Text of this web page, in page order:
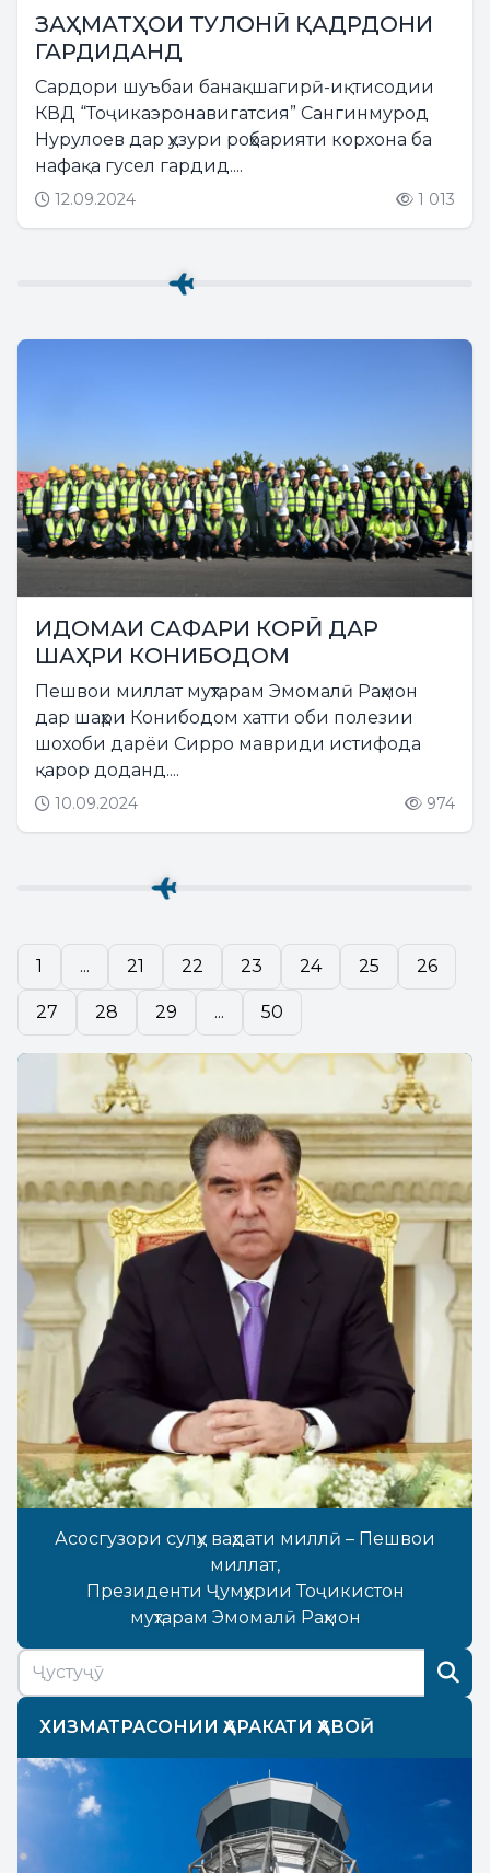
ЗАҲМАТҲОИ ТУЛОНӢ ҚАДРДОНИ
ГАРДИДАНД
Cардори шуъбаи банақшагирӣ-иқтисодии
КВД “Тоҷикаэронавигатсия” Сангинмурод
Нурулоев дар ҳузури роҳбарияти корхона ба
нафақа гусел гардид....
12.09.2024 1 013
ИДОМАИ САФАРИ КОРӢ ДАР
ШАҲРИ КОНИБОДОМ
Пешвои миллат муҳтарам Эмомалӣ Раҳмон
дар шаҳри Конибодом хатти оби полезии
шохоби дарёи Сирро мавриди истифода
қарор доданд....
10.09.2024 974
1 ... 21 22 23 24 25 26
27 28 29 ... 50
Асосгузори сулҳу ваҳдати миллӣ – Пешвои
миллат,
Президенти Ҷумҳурии Тоҷикистон
муҳтарам Эмомалӣ Раҳмон
ХИЗМАТРАСОНИИ ҲАРАКАТИ ҲАВОӢ